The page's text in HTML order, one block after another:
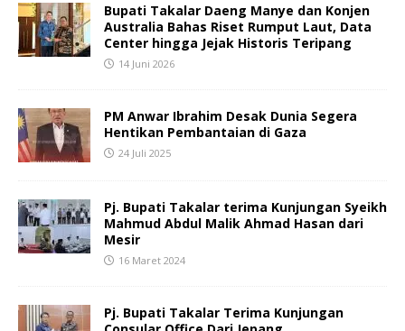
Bupati Takalar Daeng Manye dan Konjen
Australia Bahas Riset Rumput Laut, Data
Center hingga Jejak Historis Teripang
14 Juni 2026
PM Anwar Ibrahim Desak Dunia Segera
Hentikan Pembantaian di Gaza
24 Juli 2025
Pj. Bupati Takalar terima Kunjungan Syeikh
Mahmud Abdul Malik Ahmad Hasan dari
Mesir
16 Maret 2024
Pj. Bupati Takalar Terima Kunjungan